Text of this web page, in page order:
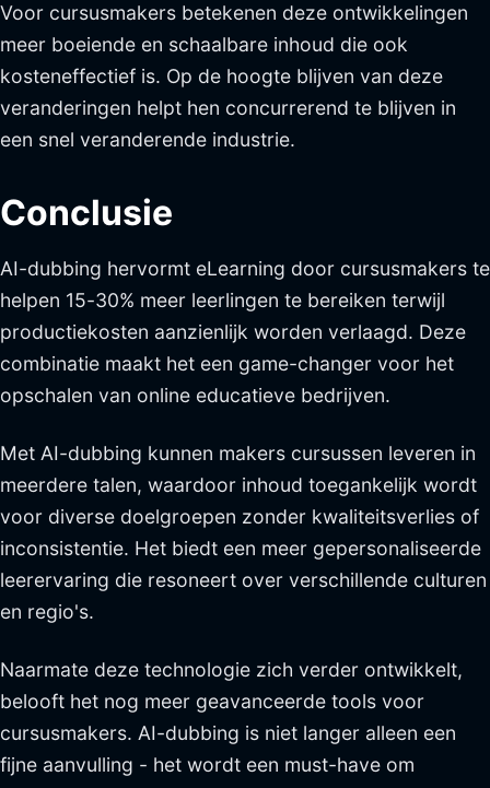
Voor cursusmakers betekenen deze ontwikkelingen
meer boeiende en schaalbare inhoud die ook
kosteneffectief is. Op de hoogte blijven van deze
veranderingen helpt hen concurrerend te blijven in
een snel veranderende industrie.
Conclusie
AI-dubbing hervormt eLearning door cursusmakers te
helpen 15-30% meer leerlingen te bereiken terwijl
productiekosten aanzienlijk worden verlaagd. Deze
combinatie maakt het een game-changer voor het
opschalen van online educatieve bedrijven.
Met AI-dubbing kunnen makers cursussen leveren in
meerdere talen, waardoor inhoud toegankelijk wordt
voor diverse doelgroepen zonder kwaliteitsverlies of
inconsistentie. Het biedt een meer gepersonaliseerde
leerervaring die resoneert over verschillende culturen
en regio's.
Naarmate deze technologie zich verder ontwikkelt,
belooft het nog meer geavanceerde tools voor
cursusmakers. AI-dubbing is niet langer alleen een
fijne aanvulling - het wordt een must-have om